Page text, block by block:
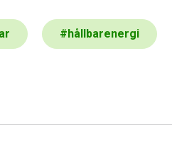
#hållbarenergi